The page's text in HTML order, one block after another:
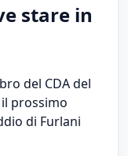
stare in
del CDA del
prossimo
di Furlani